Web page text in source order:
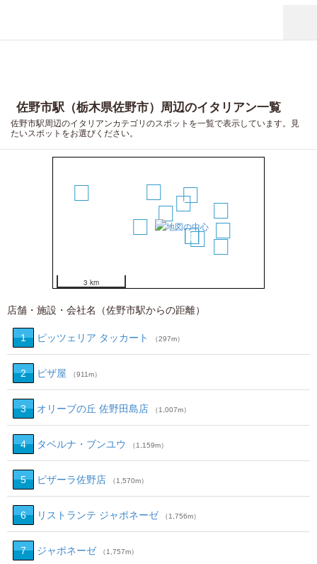
佐野市駅（栃木県佐野市）周辺のイタリアン一覧
佐野市駅周辺のイタリアンカテゴリのスポットを一覧で表示しています。見
たいスポットをお選びください。
4
5
6
7
3 km
店舗・施設・会社名（佐野市駅からの距離）
1 ピッツェリア タッカート （297m）
2 ピザ屋 （911m）
3 オリーブの丘 佐野田島店 （1,007m）
4 タベルナ・ブンユウ （1,159m）
5 ピザーラ佐野店 （1,570m）
6 リストランテ ジャポネーゼ （1,756m）
7 ジャポネーゼ （1,757m）